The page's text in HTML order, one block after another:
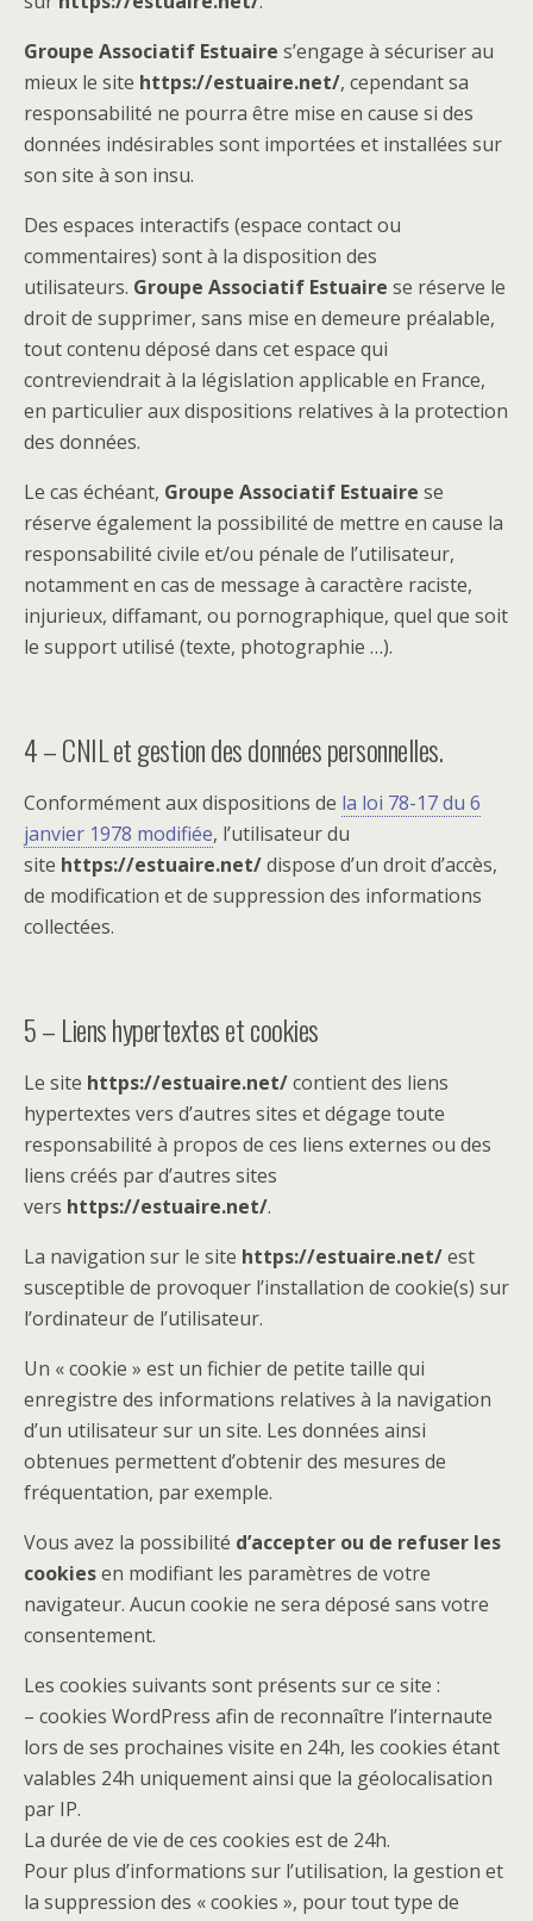
Groupe Associatif Estuaire s’engage à sécuriser au
mieux le site https://estuaire.net/, cependant sa
responsabilité ne pourra être mise en cause si des
données indésirables sont importées et installées sur
son site à son insu.
Des espaces interactifs (espace contact ou
commentaires) sont à la disposition des
utilisateurs. Groupe Associatif Estuaire se réserve le
droit de supprimer, sans mise en demeure préalable,
tout contenu déposé dans cet espace qui
contreviendrait à la législation applicable en France,
en particulier aux dispositions relatives à la protection
des données.
Le cas échéant, Groupe Associatif Estuaire se
réserve également la possibilité de mettre en cause la
responsabilité civile et/ou pénale de l’utilisateur,
notamment en cas de message à caractère raciste,
injurieux, diffamant, ou pornographique, quel que soit
le support utilisé (texte, photographie …).
4 – CNIL et gestion des données personnelles.
Conformément aux dispositions de la loi 78-17 du 6
janvier 1978 modifiée, l’utilisateur du
site https://estuaire.net/dispose d’un droit d’accès,
de modification et de suppression des informations
collectées.
5 – Liens hypertextes et cookies
Le site https://estuaire.net/contient des liens
hypertextes vers d’autres sites et dégage toute
responsabilité à propos de ces liens externes ou des
liens créés par d’autres sites
vers https://estuaire.net/.
La navigation sur le site https://estuaire.net/est
susceptible de provoquer l’installation de cookie(s) sur
l’ordinateur de l’utilisateur.
Un « cookie » est un fichier de petite taille qui
enregistre des informations relatives à la navigation
d’un utilisateur sur un site. Les données ainsi
obtenues permettent d’obtenir des mesures de
fréquentation, par exemple.
Vous avez la possibilité d’accepter ou de refuser les
cookiesen modifiant les paramètres de votre
navigateur. Aucun cookie ne sera déposé sans votre
consentement.
Les cookies suivants sont présents sur ce site :
– cookies WordPress afin de reconnaître l’internaute
lors de ses prochaines visite en 24h, les cookies étant
valables 24h uniquement ainsi que la géolocalisation
par IP.
La durée de vie de ces cookies est de 24h.
Pour plus d’informations sur l’utilisation, la gestion et
la suppression des « cookies », pour tout type de